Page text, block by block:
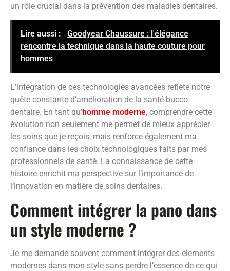
un rôle crucial dans la prévention des maladies dentaires.
Lire aussi :
Goodyear Chaussure : l'élégance
rencontre la technique dans la haute couture pour
hommes
L’intégration de ces technologies avancées reflète notre
quête constante d’amélioration de la santé bucco-
dentaire. En tant qu’homme moderne, comprendre cette
évolution non seulement me permet de mieux apprécier
les soins que je reçois, mais renforce également ma
confiance dans les choix technologiques faits par mes
professionnels de santé. La connaissance de cette
histoire enrichit ma perspective sur l’importance de
l’innovation en matière de soins dentaires.
Comment intégrer la pano dans
un style moderne ?
Je me demande souvent comment intégrer des éléments
modernes dans mon style sans perdre l’essence de ce qui